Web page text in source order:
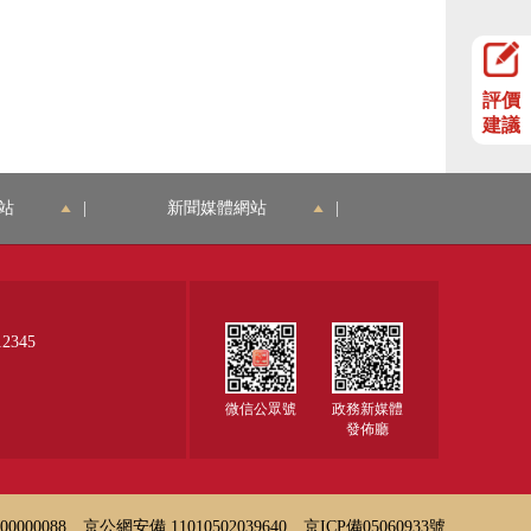
評價
建議
新聞媒體網站
微信公眾號
政務新媒體
發佈廳
京公網安備 11010502039640 京ICP備05060933號